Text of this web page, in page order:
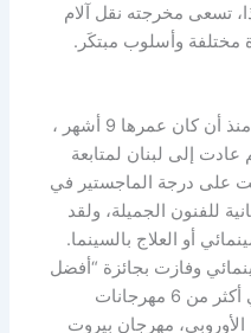
تسعى مخرجته نقل آلام
مختلفة وأسلوب مبتكَر.
‎نشأت وعاشت في لاغوس، نيجيريا منذ أن كان عمرها 9 أشهر ،
إلى لبنان لمتابعة
عام 2008. حصلت على درجة الماجستير في
للفنون الجميلة، ولقد
أو العلاج بالسينما.
12 مهرجان سينمائي وفازت بجائزة “أفضل
فيلم روائي قصير” بالمركز الأول في أكثر من 6 مهرجانات
مهرجان بيروت